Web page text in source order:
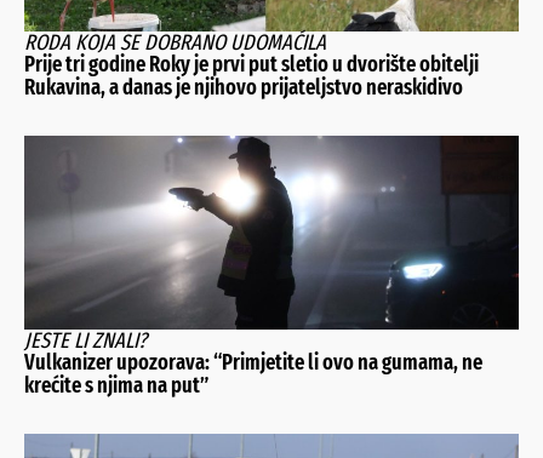
RODA KOJA SE DOBRANO UDOMAĆILA
Prije tri godine Roky je prvi put sletio u dvorište obitelji
Rukavina, a danas je njihovo prijateljstvo neraskidivo
JESTE LI ZNALI?
Vulkanizer upozorava: “Primjetite li ovo na gumama, ne
krećite s njima na put”